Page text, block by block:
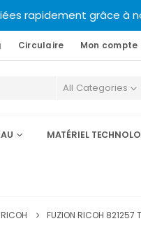
rapidement grâce à
Circulaire Mon compte
All Categories
MATÉRIEL
FUZION RICOH 821257